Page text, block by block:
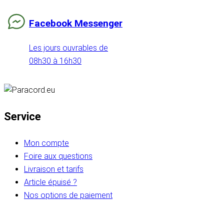
Facebook Messenger
Les jours ouvrables de
08h30 à 16h30
Service
Mon compte
Foire aux questions
Livraison et tarifs
Article épuisé ?
Nos options de paiement